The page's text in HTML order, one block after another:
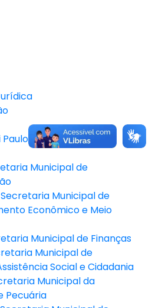
Paulo Gustavo
Municipal de
Secretaria Municipal de
Econômico e Meio
Municipal de Finanças
Municipal de
Social e Cidadania
Municipal da
Pecuária